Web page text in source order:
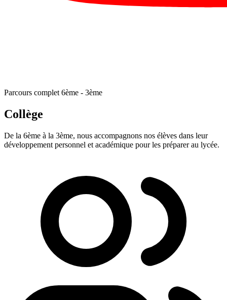
Parcours complet 6ème - 3ème
Collège
De la 6ème à la 3ème, nous accompagnons nos élèves dans leur
développement personnel et académique pour les préparer au lycée.